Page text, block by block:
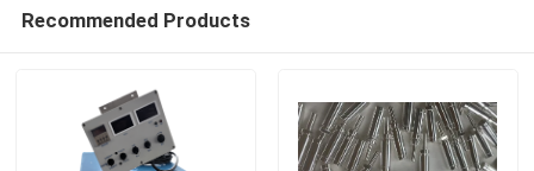
মান নিয়ন্ত্রণ
Recommended Products